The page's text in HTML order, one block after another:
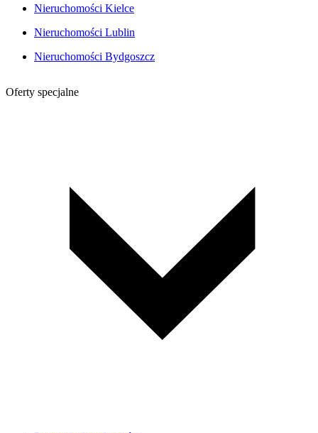
Nieruchomości Kielce
Nieruchomości Lublin
Nieruchomości Bydgoszcz
Oferty specjalne